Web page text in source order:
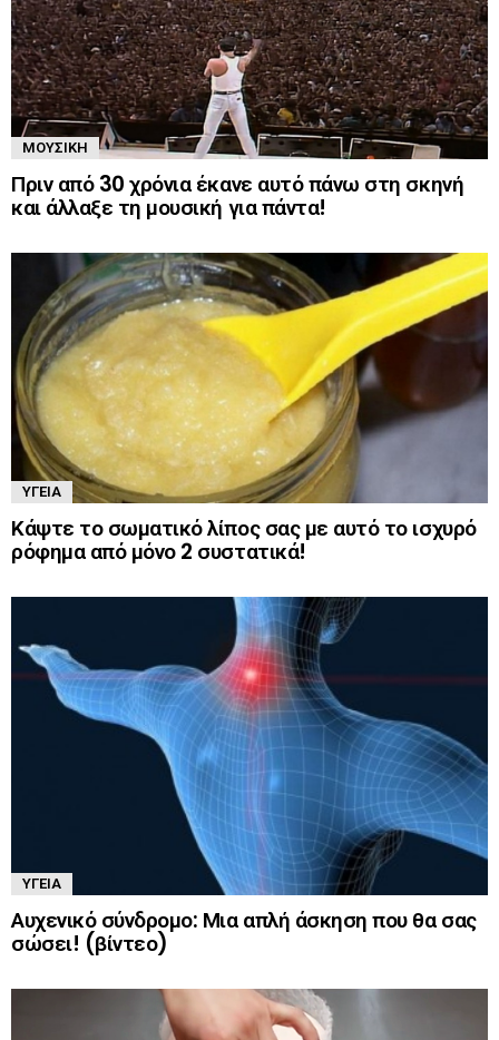
ΜΟΥΣΙΚΉ
Πριν από 30 χρόνια έκανε αυτό πάνω στη σκηνή
και άλλαξε τη μουσική για πάντα!
ΥΓΕΊΑ
Κάψτε το σωματικό λίπος σας με αυτό το ισχυρό
ρόφημα από μόνο 2 συστατικά!
ΥΓΕΊΑ
Αυχενικό σύνδρομο: Μια απλή άσκηση που θα σας
σώσει! (βίντεο)